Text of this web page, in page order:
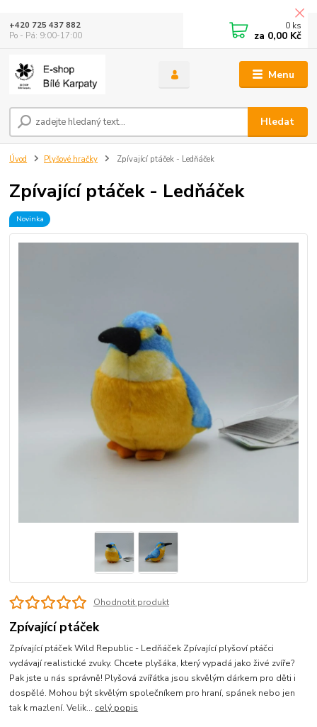
Menu
Hledat
+420 725 437 882
Po - Pá: 9:00-17:00
0 ks
za 0,00 Kč
Úvod Plyšové hračky Zpívající ptáček - Ledňáček
Zpívající ptáček - Ledňáček
Novinka
Ohodnotit produkt
Zpívající ptáček
Zpívající ptáček Wild Republic - Ledňáček Zpívající plyšoví ptáčci
vydávají realistické zvuky. Chcete plyšáka, který vypadá jako živé zvíře?
Pak jste u nás správně! Plyšová zvířátka jsou skvělým dárkem pro děti i
dospělé. Mohou být skvělým společníkem pro hraní, spánek nebo jen
tak k mazlení. Velik... celý popis